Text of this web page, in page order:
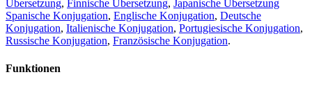
Übersetzung, Finnische Übersetzung, Japanische Übersetzung
Spanische Konjugation, Englische Konjugation, Deutsche
Konjugation, Italienische Konjugation, Portugiesische Konjugation,
Russische Konjugation, Französische Konjugation.
Funktionen